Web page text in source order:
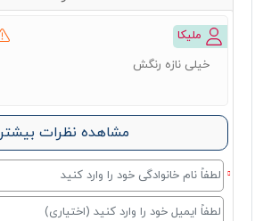
ملیکا
خیلی نازه رنگش
مشاهده نظرات بیشتر